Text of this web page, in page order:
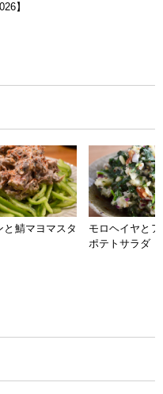
】
と鯖マヨマスタ
モロヘイヤと
ポテトサラダ